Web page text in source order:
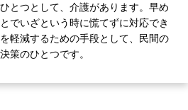
とつとして、介護があります。早め
でいざという時に慌てずに対応でき
軽減するための手段として、民間の
策のひとつです。